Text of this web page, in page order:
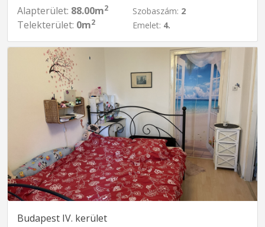
Alapterület: 88.00m2
Telekterület: 0m2
Szobaszám: 2
Emelet: 4.
Budapest IV. kerület